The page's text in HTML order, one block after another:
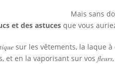
Mais sans
et des astucesque vous
sur les vêtements, la laque
et en la vaporisant sur vosfleurs